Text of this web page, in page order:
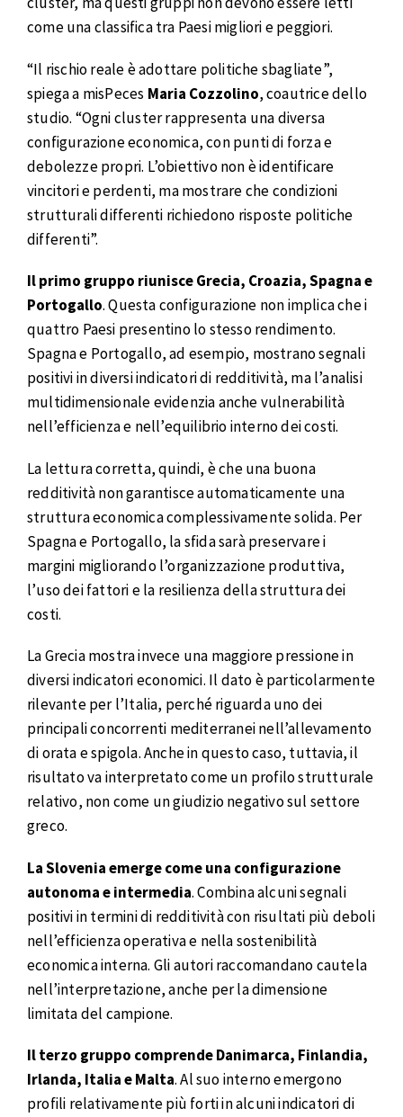
come una classifica tra Paesi migliori e peggiori.
“Il rischio reale è adottare politiche sbagliate”,
spiega a misPeces Maria Cozzolino, coautrice dello
studio. “Ogni cluster rappresenta una diversa
configurazione economica, con punti di forza e
debolezze propri. L’obiettivo non è identificare
vincitori e perdenti, ma mostrare che condizioni
strutturali differenti richiedono risposte politiche
differenti”.
Il primo gruppo riunisce Grecia, Croazia, Spagna e
Portogallo. Questa configurazione non implica che i
quattro Paesi presentino lo stesso rendimento.
Spagna e Portogallo, ad esempio, mostrano segnali
positivi in diversi indicatori di redditività, ma l’analisi
multidimensionale evidenzia anche vulnerabilità
nell’efficienza e nell’equilibrio interno dei costi.
La lettura corretta, quindi, è che una buona
redditività non garantisce automaticamente una
struttura economica complessivamente solida. Per
Spagna e Portogallo, la sfida sarà preservare i
margini migliorando l’organizzazione produttiva,
l’uso dei fattori e la resilienza della struttura dei
costi.
La Grecia mostra invece una maggiore pressione in
diversi indicatori economici. Il dato è particolarmente
rilevante per l’Italia, perché riguarda uno dei
principali concorrenti mediterranei nell’allevamento
di orata e spigola. Anche in questo caso, tuttavia, il
risultato va interpretato come un profilo strutturale
relativo, non come un giudizio negativo sul settore
greco.
La Slovenia emerge come una configurazione
autonoma e intermedia. Combina alcuni segnali
positivi in termini di redditività con risultati più deboli
nell’efficienza operativa e nella sostenibilità
economica interna. Gli autori raccomandano cautela
nell’interpretazione, anche per la dimensione
limitata del campione.
Il terzo gruppo comprende Danimarca, Finlandia,
Irlanda, Italia e Malta. Al suo interno emergono
profili relativamente più forti in alcuni indicatori di